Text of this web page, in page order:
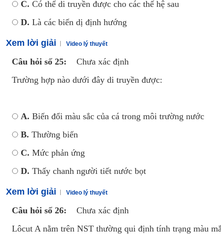
C. Có thể di truyền được cho các thế hệ sau
D. Là các biến dị định hướng
Xem lời giải Video lý thuyết
Câu hỏi số 25:
Chưa xác định
Trường hợp nào dưới đây di truyền được:
A. Biến đổi màu sắc của cá trong môi trường nước
B. Thường biến
C. Mức phản ứng
D. Thấy chanh người tiết nước bọt
Xem lời giải Video lý thuyết
Câu hỏi số 26:
Chưa xác định
Lôcut A nằm trên NST thường qui định tính trạng màu